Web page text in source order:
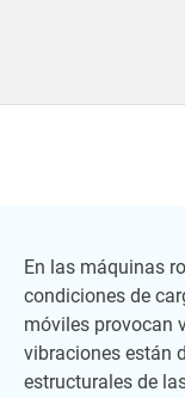
En las máquinas
condiciones de
móviles provocan
vibraciones están
estructurales de